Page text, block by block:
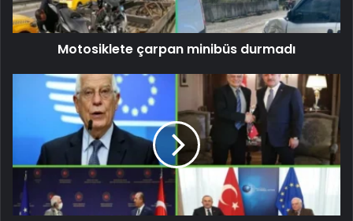
Motosiklete çarpan minibüs durmadı